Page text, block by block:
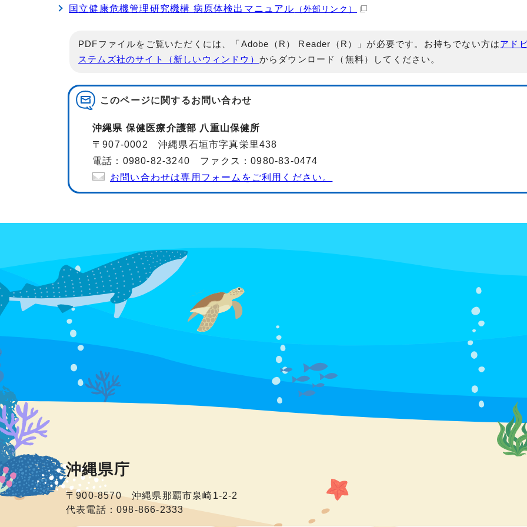
国立健康危機管理研究機構 病原体検出マニュアル （外部リンク）
PDFファイルをご覧いただくには、「Adobe（R） Reader（R）」が必要です。お持ちでない方はアド
ステムズ社のサイト（新しいウィンドウ） からダウンロード（無料）してください。
このページに関するお問い合わせ
沖縄県 保健医療介護部 八重山保健所
〒907-0002 沖縄県石垣市字真栄里438
電話：0980-82-3240 ファクス：0980-83-0474
お問い合わせは専用フォームをご利用ください。
沖縄県庁
〒900-8570 沖縄県那覇市泉崎1-2-2
代表電話：098-866-2333